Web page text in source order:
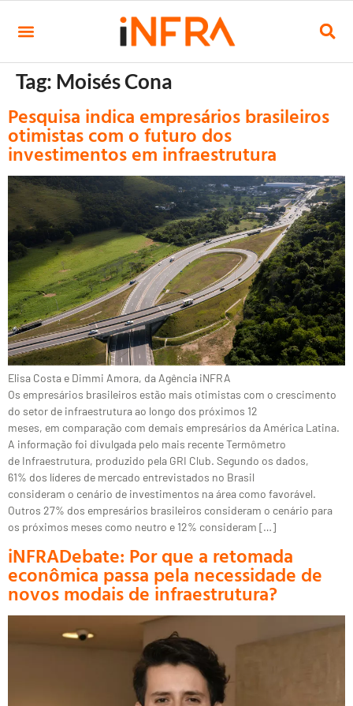
Tag: Moisés Cona
Pesquisa indica empresários brasileiros
otimistas com o futuro dos
investimentos em infraestrutura
Elisa Costa e Dimmi Amora, da Agência iNFRA
Os empresários brasileiros estão mais otimistas com o crescimento
do setor de infraestrutura ao longo dos próximos 12
meses, em comparação com demais empresários da América Latina.
A informação foi divulgada pelo mais recente Termômetro
de Infraestrutura, produzido pela GRI Club. Segundo os dados,
61% dos líderes de mercado entrevistados no Brasil
consideram o cenário de investimentos na área como favorável.
Outros 27% dos empresários brasileiros consideram o cenário para
os próximos meses como neutro e 12% consideram […]
iNFRADebate: Por que a retomada
econômica passa pela necessidade de
novos modais de infraestrutura?